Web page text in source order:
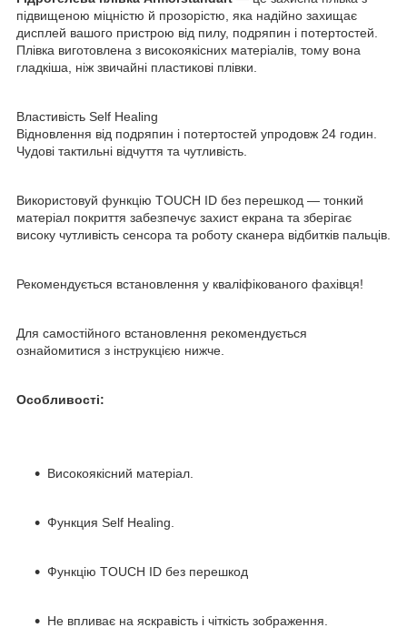
підвищеною міцністю й прозорістю, яка надійно захищає
дисплей вашого пристрою від пилу, подряпин і потертостей.
Плівка виготовлена з високоякісних матеріалів, тому вона
гладкіша, ніж звичайні пластикові плівки.
Властивість Self Healing
Відновлення від подряпин і потертостей упродовж 24 годин.
Чудові тактильні відчуття та чутливість.
Використовуй функцію TOUCH ID без перешкод — тонкий
матеріал покриття забезпечує захист екрана та зберігає
високу чутливість сенсора та роботу сканера відбитків пальців.
Рекомендується встановлення у кваліфікованого фахівця!
Для самостійного встановлення рекомендується
ознайомитися з інструкцією нижче.
Особливості:
Високоякісний матеріал.
Функция Self Healing.
Функцію TOUCH ID без перешкод
Не впливає на яскравість і чіткість зображення.